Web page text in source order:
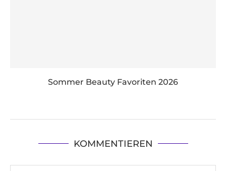
Sommer Beauty Favoriten 2026
KOMMENTIEREN